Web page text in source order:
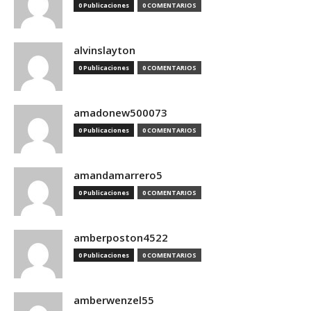
0 Publicaciones 0 COMENTARIOS
alvinslayton
0 Publicaciones 0 COMENTARIOS
amadonew500073
0 Publicaciones 0 COMENTARIOS
amandamarrero5
0 Publicaciones 0 COMENTARIOS
amberposton4522
0 Publicaciones 0 COMENTARIOS
amberwenzel55